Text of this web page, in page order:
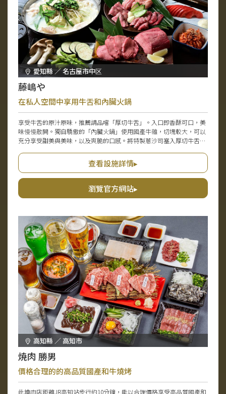
愛知縣 ／ 名古屋市中区
藤嶋や
在私人空間中享用牛舌和內臟火鍋
享受牛舌的原汁原味，推薦請品嚐「厚切牛舌」。入口即香酥可口，美
味慢慢散開。獨自驕傲的「內臟火鍋」使用國產牛雜，切塊較大，可以
充分享受甜美與美味，以及爽脆的口感。將特製蔥沙司塞入厚切牛舌的
和暢飲套餐可供選擇，可像居酒屋一樣使用。店內氛圍親切溫馨，也可
租借8至20人的包場，享受完全私密的感覺。
查看設施詳情▸
瀏覽官方網站▸
高知縣 ／ 高知市
焼肉 勝男
價格合理的的高品質國產和牛燒烤
此燒肉店距離JR高知站步行約10分鐘，能以合理價格享受高品質國產和